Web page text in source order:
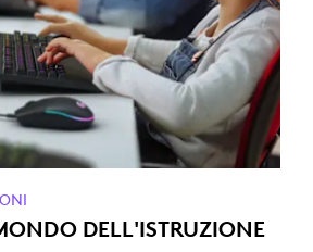
DELL'ISTRUZIONE